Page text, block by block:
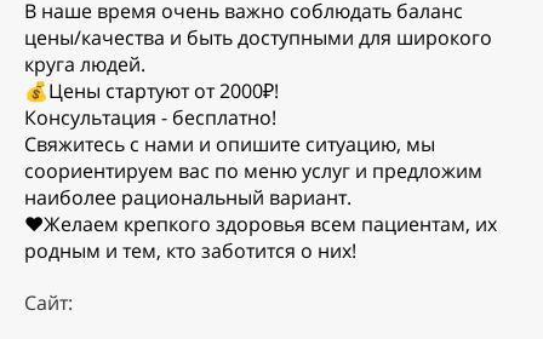
B нaшe вpемя очень важно соблюдать баланс
цены/качества и быть доступными для широкого
круга людей.
💰Цены стартуют от 2000₽!
Консультация - бесплатно!
Свяжитесь с нами и опишите ситуацию, мы
соориентируем вас по меню услуг и предложим
наиболее рациональный вариант.
❤️Желаем крепкого здоровья всем пациентам, их
родным и тем, кто заботится о них!
Сайт: